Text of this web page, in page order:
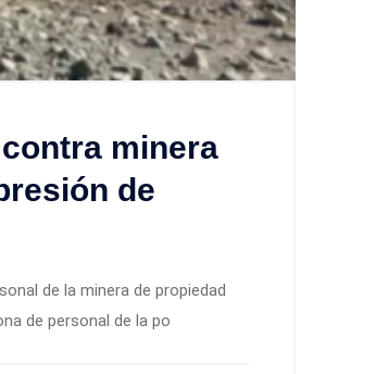
minera
de
de la minera de propiedad
de personal de la po